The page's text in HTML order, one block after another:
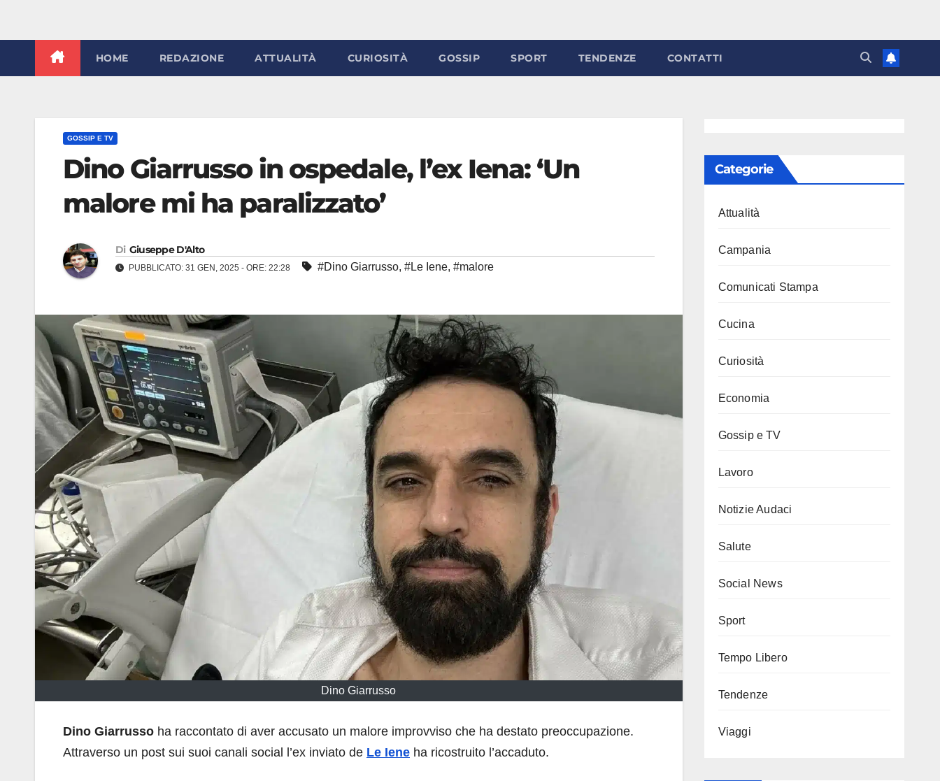
HOME REDAZIONE ATTUALITÀ CURIOSITÀ GOSSIP SPORT TENDENZE CONTATTI
GOSSIP E TV
Dino Giarrusso in ospedale, l’ex Iena: ‘Un
malore mi ha paralizzato’
Di Giuseppe D'Alto
PUBBLICATO: 31 GEN, 2025 - ORE: 22:28 #Dino Giarrusso, #Le Iene, #malore
Dino Giarrusso
Dino Giarrusso ha raccontato di aver accusato un malore improvviso che ha destato preoccupazione.
Attraverso un post sui suoi canali social l’ex inviato de Le Iene ha ricostruito l’accaduto.
Categorie
Attualità
Campania
Comunicati Stampa
Cucina
Curiosità
Economia
Gossip e TV
Lavoro
Notizie Audaci
Salute
Social News
Sport
Tempo Libero
Tendenze
Viaggi